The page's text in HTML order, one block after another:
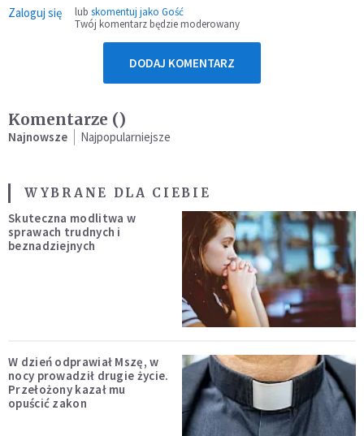
Zaloguj się lub skomentuj jako Gość
Twój komentarz będzie moderowany
DODAJ KOMENTARZ
Komentarze ()
Najnowsze Najpopularniejsze
WYBRANE DLA CIEBIE
Skuteczna modlitwa w
sprawach trudnych i
beznadziejnych
W dzień odprawiał Mszę, w
nocy prowadził drugie życie.
Przełożony kazał mu
opuścić zakon